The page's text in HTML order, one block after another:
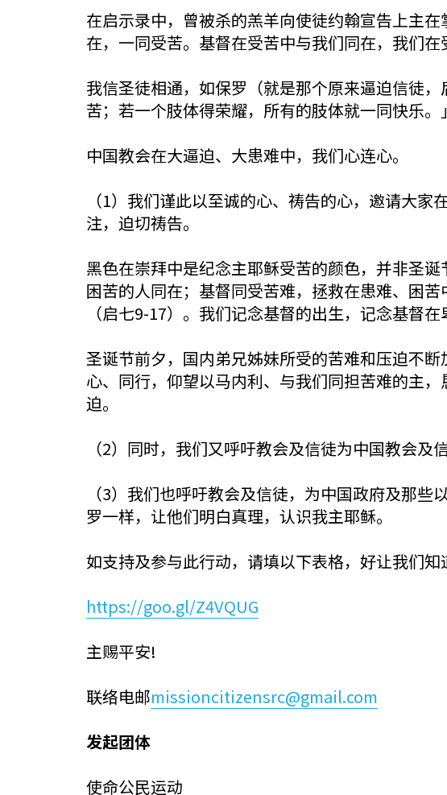
在启示录中，曾被杀的羔羊向使徒约翰宣告上主
在，一同受苦。基督在受苦中与我们同在，我们在
我信圣徒相通，如保罗（就是那个原来逼迫信徒
苦；若一个肢体得荣耀，所有的肢体就一同快乐。
中国教会在大逼迫、大患难中，我们心连心。
（1）我们谨此以至诚的心、祷告的心，邀请大
注，迫切祷告。
黑色在崇拜中是纪念主耶稣受苦的颜色，并非圣
困苦的人同在；基督同受苦难，拯救在患难、困
（启七9-17）。我们记念基督的出生，记念基督
圣诞节前夕，国内弟兄姊妹所受的苦难和压迫不
心、同行，仰望以马内利、与我们同担苦难的主
迫。
（2）同时，我们又呼吁教会及信徒为中国教会
（3）我们也呼吁教会及信徒，为中国政府及那
罗一样，让他们明白真理，认识我主耶稣。
如支持及参与此行动，请填以下表格，好让我们知
https://goo.gl/Z4VQUG
主赐平安!
联络电邮missioncitizensrc@gmail.com
发起团体
使命公民运动